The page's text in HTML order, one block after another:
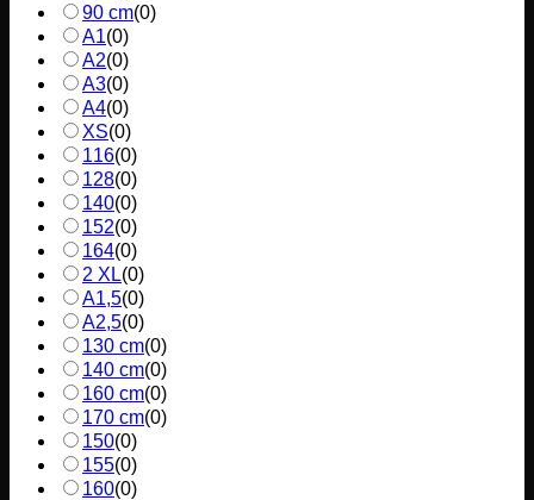
90 cm(0)
A1(0)
A2(0)
A3(0)
A4(0)
XS(0)
116(0)
128(0)
140(0)
152(0)
164(0)
2 XL(0)
A1,5(0)
A2,5(0)
130 cm(0)
140 cm(0)
160 cm(0)
170 cm(0)
150(0)
155(0)
160(0)